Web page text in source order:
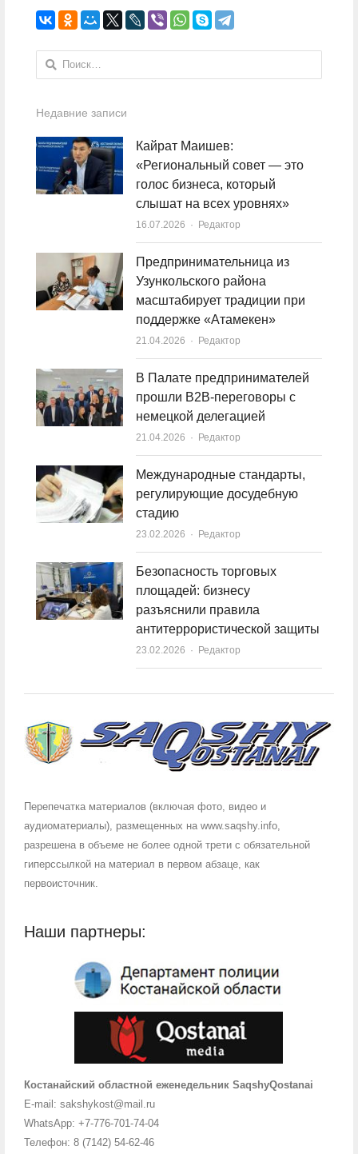
Найти:
Недавние записи
Кайрат Маишев:
«Региональный совет — это
голос бизнеса, который
слышат на всех уровнях»
16.07.2026 Author
Редактор
Предпринимательница из
Узункольского района
масштабирует традиции при
поддержке «Атамекен»
21.04.2026 Author
Редактор
В Палате предпринимателей
прошли B2B-переговоры с
немецкой делегацией
21.04.2026 Author
Редактор
Международные стандарты,
регулирующие досудебную
стадию
23.02.2026 Author
Редактор
Безопасность торговых
площадей: бизнесу
разъяснили правила
антитеррористической защиты
23.02.2026 Author
Редактор
Перепечатка материалов (включая фото, видео и
аудиоматериалы), размещенных на www.saqshy.info,
разрешена в объеме не более одной трети с обязательной
гиперссылкой на материал в первом абзаце, как
первоисточник.
Наши партнеры:
Костанайский областной еженедельник SaqshyQostanai
E-mail: sakshykost@mail.ru
WhatsApp: +7-776-701-74-04
Телефон: 8 (7142) 54-62-46